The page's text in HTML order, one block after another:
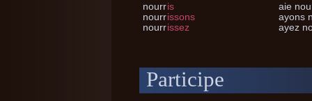
nourris
nourrissons
nourrissez
aie
ayons
ayez
Participe